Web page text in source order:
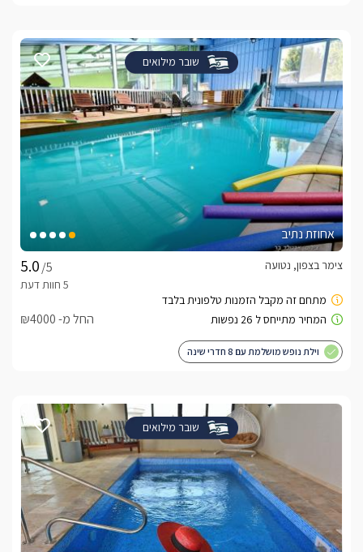
שובר מילואים
אחוזת נתיב
/5
צימר בצפון, נטועה
החל מ- ₪4000
וילת נופש מושלמת עם 8 חדרי שינה
שובר מילואים